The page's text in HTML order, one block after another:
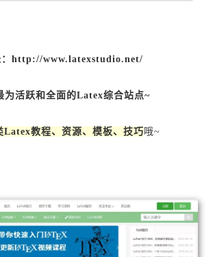
：http://www.latexstudio.net/
为活跃和全面的Latex综合站点~
Latex教程、资源、模板、技巧哦~